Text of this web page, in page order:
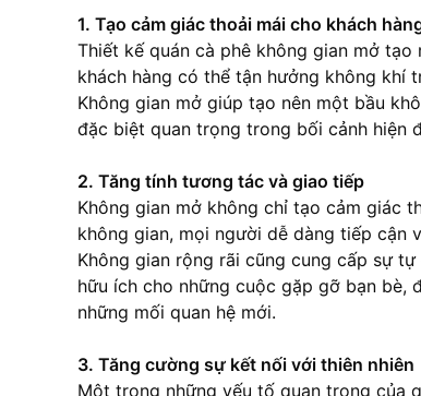
1. Tạo cảm giác thoải mái cho khách
Thiết kế quán cà phê không gian mở tạo
khách hàng có thể tận hưởng không khí
Không gian mở giúp tạo nên một bầu
đặc biệt quan trọng trong bối cảnh hiện
2. Tăng tính tương tác và giao tiếp
Không gian mở không chỉ tạo cảm giác
không gian, mọi người dễ dàng tiếp cận
Không gian rộng rãi cũng cung cấp sự
hữu ích cho những cuộc gặp gỡ bạn bè,
những mối quan hệ mới.
3. Tăng cường sự kết nối với thiên nhiên
Một trong những yếu tố quan trọng của